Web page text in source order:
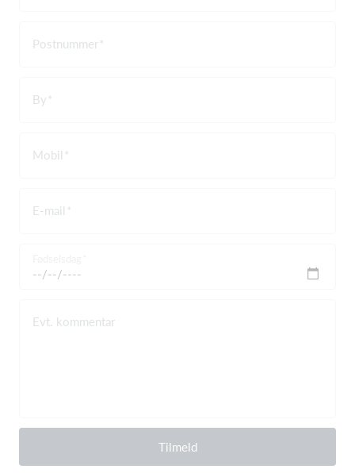
Postnummer
By
Mobil
E-mail
Evt. kommentar
Tilmeld